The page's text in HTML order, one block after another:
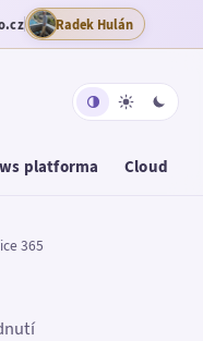
Radek Hulán
platforma Cloud
365